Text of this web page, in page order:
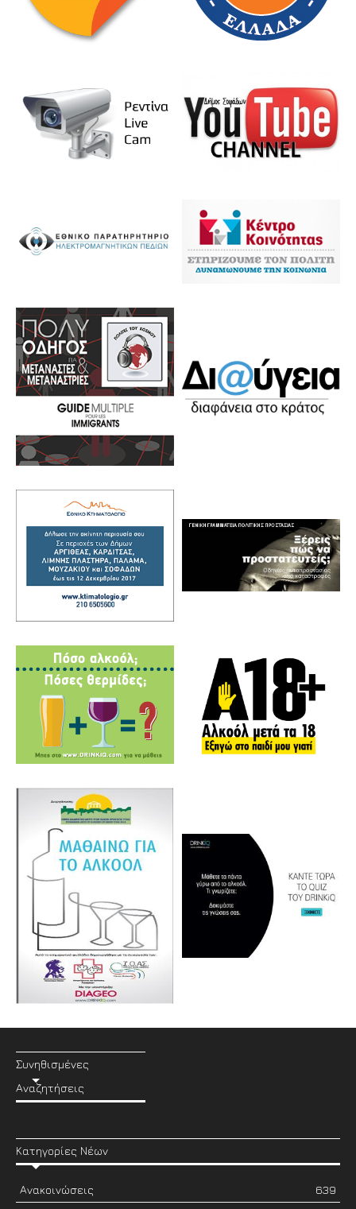
Συνηθισμένες
Αναζητήσεις
Κατηγορίες Νέων
Ανακοινώσεις
639